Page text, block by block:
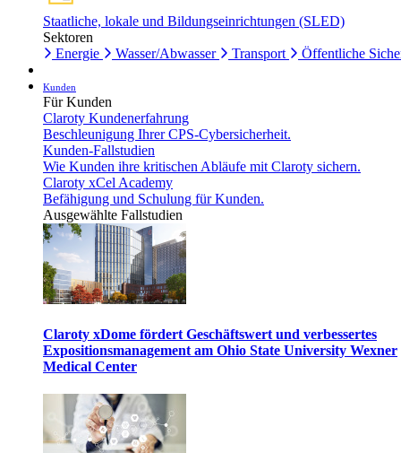
Staatliche, lokale und Bildungseinrichtungen (SLED)
Sektoren
Energie
Wasser/Abwasser Transport Öffentliche
Kunden
Für Kunden
Claroty Kundenerfahrung
Beschleunigung Ihrer CPS-Cybersicherheit.
Kunden-Fallstudien
Wie Kunden ihre kritischen Abläufe mit Claroty sichern.
Claroty xCel Academy
Befähigung und Schulung für Kunden.
Ausgewählte Fallstudien
Claroty xDome fördert Geschäftswert und verbessertes
Expositionsmanagement am Ohio State University Wexner
Medical Center